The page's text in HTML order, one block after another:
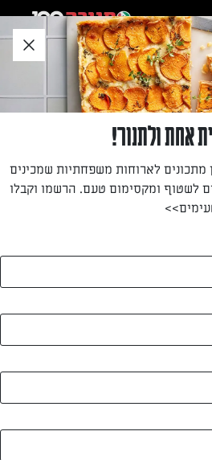
שרי מאיר
אחת ולתנור!
לארוחות משפחתיות שמכינים
לשטוף ומקסימום טעם. הרשמו וקבלו